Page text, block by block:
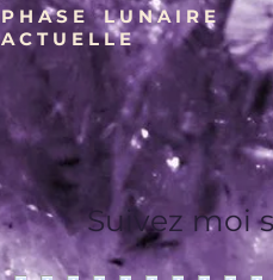
P H A S E L U N A I R E
A C T U E L L E
Suivez moi